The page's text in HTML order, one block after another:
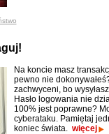
Na koncie masz
pewno nie
zachwyceni, bo
Hasło logowania nie
100% jest poprawne?
cyberataku. Pamiętaj
koniec świata. więcej